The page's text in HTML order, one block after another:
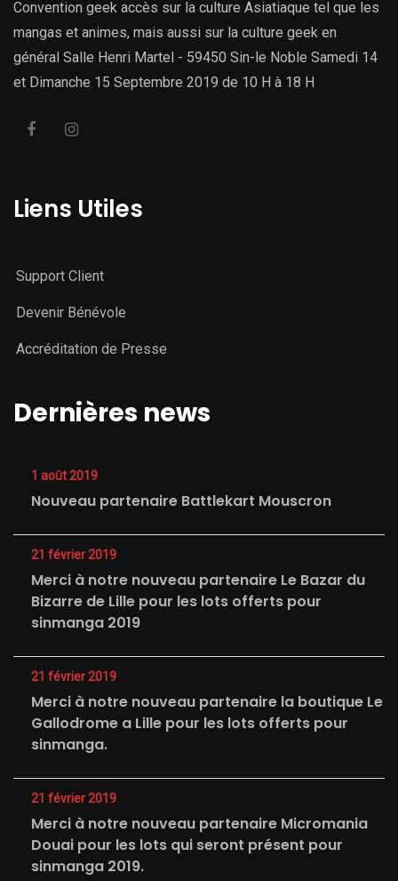
Convention geek accès sur la culture Asiatiaque tel que les
mangas et animes, mais aussi sur la culture geek en
général Salle Henri Martel - 59450 Sin-le Noble Samedi 14
et Dimanche 15 Septembre 2019 de 10 H à 18 H
Liens Utiles
Support Client
Devenir Bénévole
Accréditation de Presse
Dernières news
1 août 2019
Nouveau partenaire Battlekart Mouscron
21 février 2019
Merci à notre nouveau partenaire Le Bazar du
Bizarre de Lille pour les lots offerts pour
sinmanga 2019
21 février 2019
Merci à notre nouveau partenaire la boutique Le
Gallodrome a Lille pour les lots offerts pour
sinmanga.
21 février 2019
Merci à notre nouveau partenaire Micromania
Douai pour les lots qui seront présent pour
sinmanga 2019.